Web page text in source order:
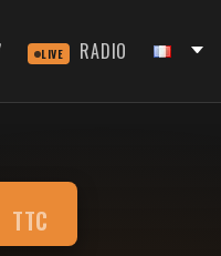
LIVE RADIO
TTC